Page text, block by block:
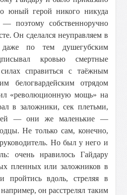
юный герой никого никуда
— поэтому собственноручно
Он сделался неуправляем в
даже по тем душегубским
кровью смертные
справиться с таёжным
белогвардейским отрядом
«революционную мощь» на
в заложники, сек плетьми,
— они же маленькие —
Не только сам, конечно,
Но был у него и
очень нравилось Гайдару
пленных или заложников в
пройтись вдоль, стреляя в
он расстрелял таким